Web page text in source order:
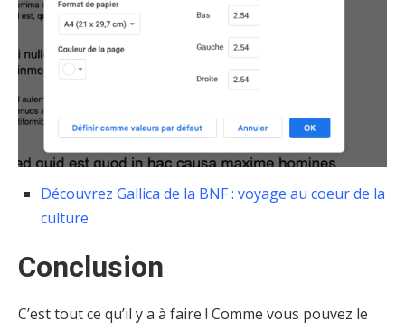
Découvrez Gallica de la BNF : voyage au coeur de la
culture
Conclusion
C’est tout ce qu’il y a à faire ! Comme vous pouvez le